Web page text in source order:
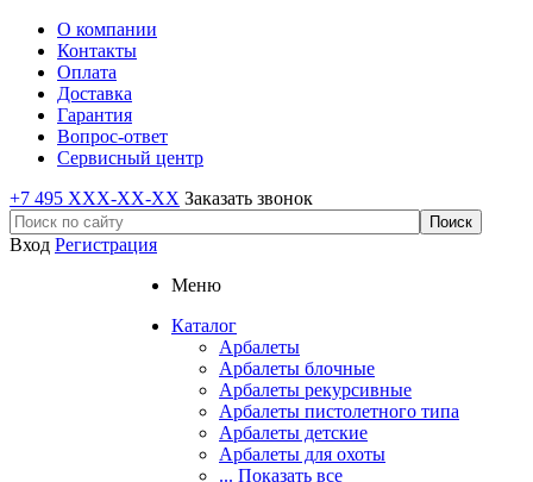
О компании
Контакты
Оплата
Доставка
Гарантия
Вопрос-ответ
Сервисный центр
+7 495 XXX-XX-XX Заказать звонок
Вход Регистрация
Меню
Каталог
Арбалеты
Арбалеты блочные
Арбалеты рекурсивные
Арбалеты пистолетного типа
Арбалеты детские
Арбалеты для охоты
... Показать все